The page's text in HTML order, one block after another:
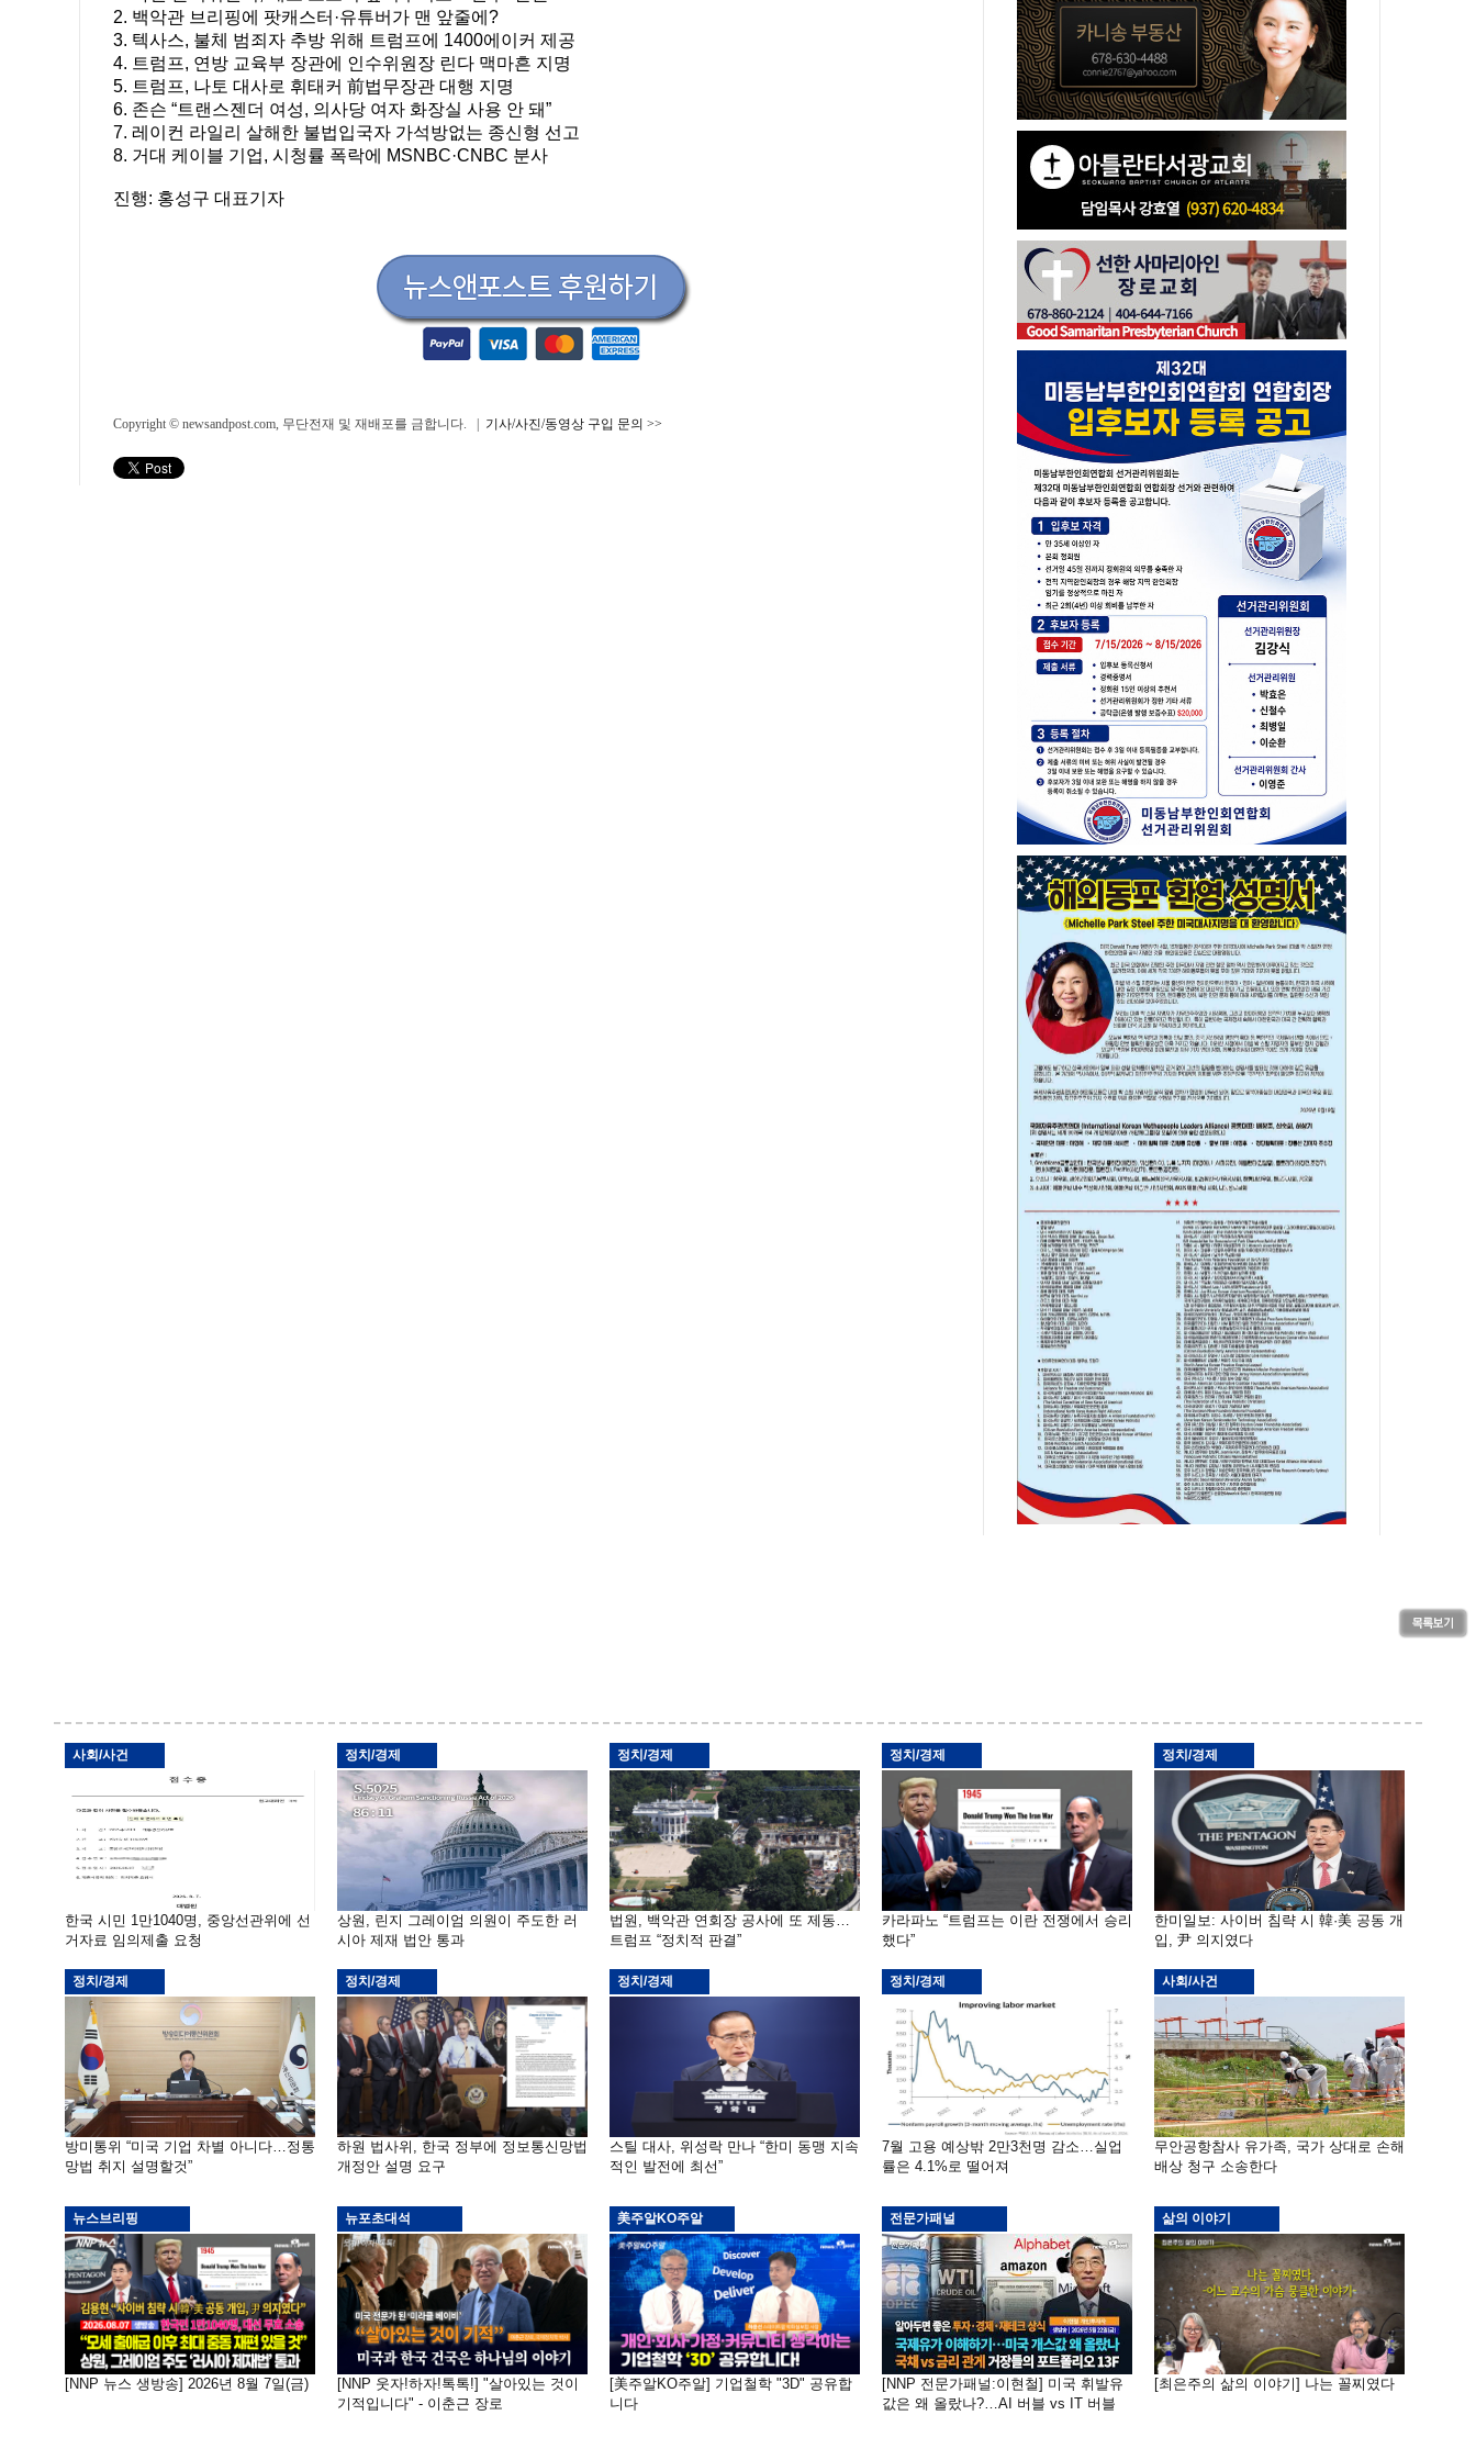
2. 백악관 브리핑에 팟캐스터·유튜버가 맨 앞줄에?
3. 텍사스, 불체 범죄자 추방 위해 트럼프에 1400에이커 제공
4. 트럼프, 연방 교육부 장관에 인수위원장 린다 맥마흔 지명
5. 트럼프, 나토 대사로 휘태커 前법무장관 대행 지명
6. 존슨 “트랜스젠더 여성, 의사당 여자 화장실 사용 안 돼”
7. 레이컨 라일리 살해한 불법입국자 가석방없는 종신형 선고
8. 거대 케이블 기업, 시청률 폭락에 MSNBC·CNBC 분사
진행: 홍성구 대표기자
Copyright © newsandpost.com, 무단전재 및 재배포를 금합니다. | 기사/사진/동영상 구입 문의 >>
사회/사건
한국 시민 1만1040명, 중앙선관위에 선
거자료 임의제출 요청
정치/경제
상원, 린지 그레이엄 의원이 주도한 러
시아 제재 법안 통과
정치/경제
법원, 백악관 연회장 공사에 또 제동…
트럼프 “정치적 판결”
정치/경제
카라파노 “트럼프는 이란 전쟁에서 승리
했다”
정치/경제
한미일보: 사이버 침략 시 韓·美 공동 개
입, 尹 의지였다
정치/경제
방미통위 “미국 기업 차별 아니다…정통
망법 취지 설명할것”
정치/경제
하원 법사위, 한국 정부에 정보통신망법
개정안 설명 요구
정치/경제
스틸 대사, 위성락 만나 “한미 동맹 지속
적인 발전에 최선”
정치/경제
7월 고용 예상밖 2만3천명 감소…실업
률은 4.1%로 떨어져
사회/사건
무안공항참사 유가족, 국가 상대로 손해
배상 청구 소송한다
뉴스브리핑
[NNP 뉴스 생방송] 2026년 8월 7일(금)
뉴포초대석
[NNP 웃자!하자!톡톡!] "살아있는 것이
기적입니다" - 이춘근 장로
美주알KO주알
[美주알KO주알] 기업철학 "3D" 공유합
니다
전문가패널
[NNP 전문가패널:이현철] 미국 휘발유
값은 왜 올랐나?…AI 버블 vs IT 버블
삶의 이야기
[최은주의 삶의 이야기] 나는 꼴찌였다